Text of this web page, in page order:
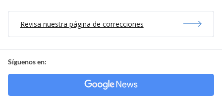
Revisa nuestra página de correcciones
Síguenos en: